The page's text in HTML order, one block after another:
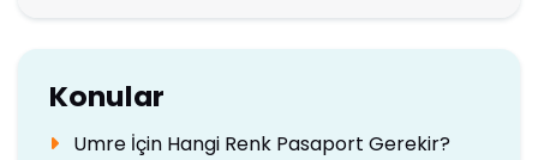
Konular
Umre İçin Hangi Renk Pasaport Gerekir?